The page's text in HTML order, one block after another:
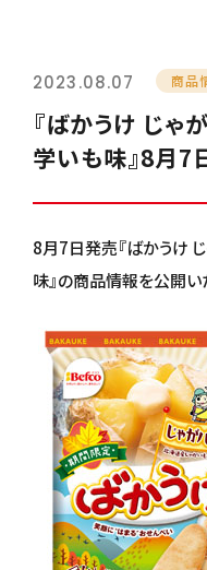
2023.08.07 商品
『ばかうけ じゃ
学いも味』8月7
8月7日発売『ばかうけ
味』の商品情報を公開い